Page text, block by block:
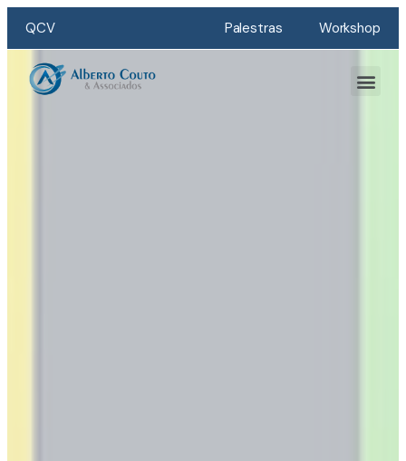
QCV Palestras Workshop